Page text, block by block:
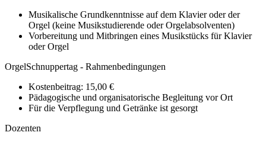
Musikalische Grundkenntnisse auf dem Klavier oder der
Orgel (keine Musikstudierende oder Orgelabsolventen)
Vorbereitung und Mitbringen eines Musikstücks für Klavier
oder Orgel
OrgelSchnuppertag - Rahmenbedingungen
Kostenbeitrag: 15,00 €
Pädagogische und organisatorische Begleitung vor Ort
Für die Verpflegung und Getränke ist gesorgt
Dozenten